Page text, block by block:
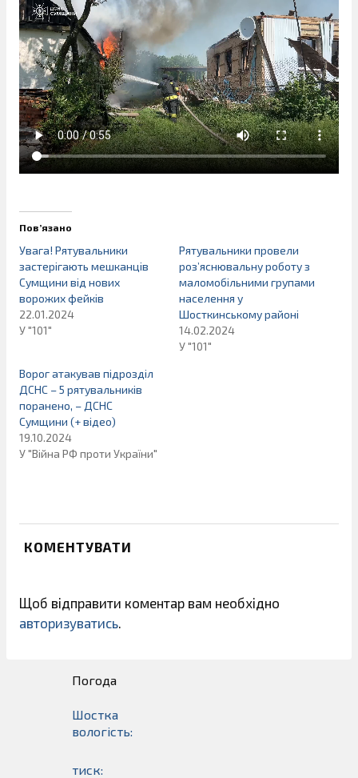
Пов’язано
Увага! Рятувальники
застерігають мешканців
Сумщини від нових
ворожих фейків
22.01.2024
У "101"
Рятувальники провели
роз’яснювальну роботу з
маломобільними групами
населення у
Шосткинському районі
14.02.2024
У "101"
Ворог атакував підрозділ
ДСНС – 5 рятувальників
поранено, – ДСНС
Сумщини (+ відео)
19.10.2024
У "Війна РФ проти України"
КОМЕНТУВАТИ
Щоб відправити коментар вам необхідно
авторизуватись.
Погода
Шостка
вологість:
тиск: